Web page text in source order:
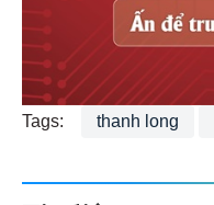
Tags: thanh long